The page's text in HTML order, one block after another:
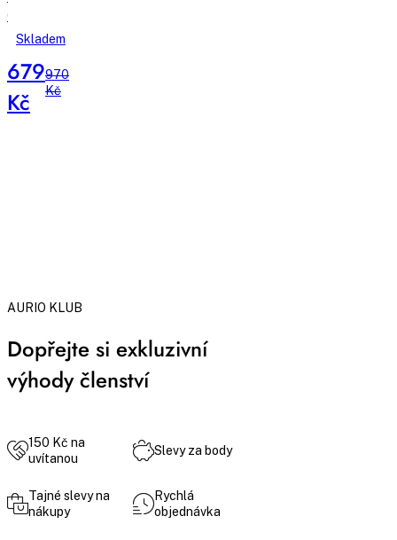
60
capsules
mastné
kyseliny
s
Skladem
679
Kč
970
Kč
AURIO KLUB
Dopřejte si exkluzivní
výhody členství
150 Kč na
uvítanou
Slevy za body
Tajné slevy na
nákupy
Rychlá
objednávka